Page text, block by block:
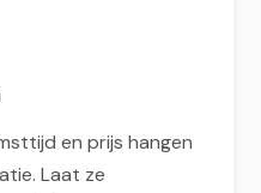
en prijs hangen
Laat ze